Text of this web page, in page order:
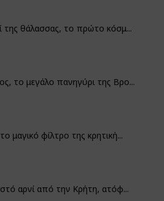
της θάλασσας, το πρώτο κόσμ...
το μεγάλο πανηγύρι της Βρο...
μαγικό φίλτρο της κρητική...
αρνί από την Κρήτη, ατόφ...